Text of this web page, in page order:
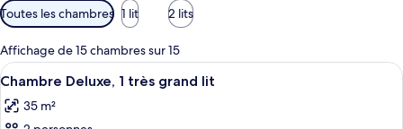
Filtres
disponibles
pour
les
chambres
Toutes les chambres 1 lit 2 lits
Affichage de 15 chambres sur 15
Afficher
toutes
les
Une chambre d’hôtel avec un grand
1
Chambre Deluxe, 1 très grand lit
35 m²